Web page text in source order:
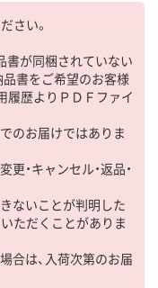
さい。
書が同梱されていない
書をご希望のお客様
履歴よりＰＤＦファイ
のお届けではありま
・キャンセル・返品・
ないことが判明した
ただくことがありま
合は、入荷次第のお届